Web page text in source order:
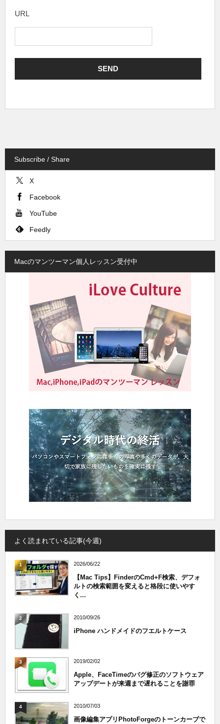
URL
Subscribe / Share
X
Facebook
YouTube
Feedly
Macのマンツーマン個人レッスン受付中
よく読まれている記事(今週)
1 2026/06/22
【Mac Tips】FinderのCmd+F検索、デフォ
ルトの検索範囲を変えると格段に使いやす
く...
2 2010/09/26
iPhone ハンドメイドのフエルトケース
3 2019/02/02
Apple、FaceTimeのバグ修正のソフトウェア
アップデートが来週まで遅れることを謝罪
4 2010/07/03
画像編集アプリPhotoForgeのトーンカーブで